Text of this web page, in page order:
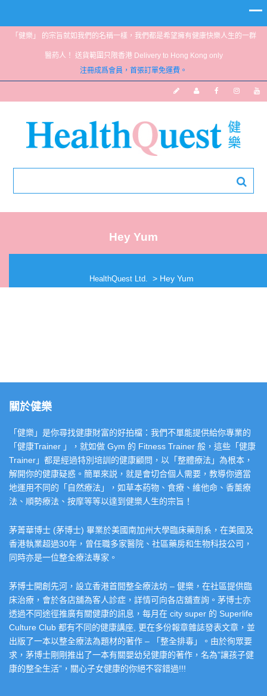
「健樂」 的宗旨就如我們的名稱一樣，我們都是希望擁有健康快樂人生的一群
醫葯人！ 送貨範圍只限香港 Delivery to Hong Kong only
注冊成爲會員，首張訂單免運費。
Hey Yum
HealthQuest Ltd. > Hey Yum
關於健樂
「健樂」是你尋找健康財富的好拍檔：我們不單能提供給你專業的
「健康Trainer 」，就如做 Gym 的 Fitness Trainer 般，這些「健康
Trainer」都是經過特別培訓的健康顧問，以「整體療法」為根本，
解開你的健康疑惑。簡單來説，就是會切合個人需要，教導你適當
地運用不同的「自然療法」，如草本葯物、食療、維他命、香薰療
法、順勢療法、按摩等等以達到健樂人生的宗旨！
茅菁華博士 (茅博士) 畢業於美國南加州大學臨床藥劑系，在美國及
香港執業超過30年，曾任職多家醫院、社區藥房和生物科技公司，
同時亦是一位整全療法專家。
茅博士開創先河，設立香港首間整全療法坊 – 健樂，在社區提供臨
床治療，會於各店舖為客人診症，詳情可向各店舖查詢。茅博士亦
透過不同途徑推廣有關健康的訊息，每月在 city super 的 Superlife
Culture Club 都有不同的健康講座, 更在多份報章雜誌發表文章，並
出版了一本以整全療法為題材的著作 – 「整全排毒」。由於徇眾要
求，茅博士剛剛推出了一本有關嬰幼兒健康的著作，名為”讓孩子健
康的整全生活”，關心子女健康的你絕不容錯過!!!